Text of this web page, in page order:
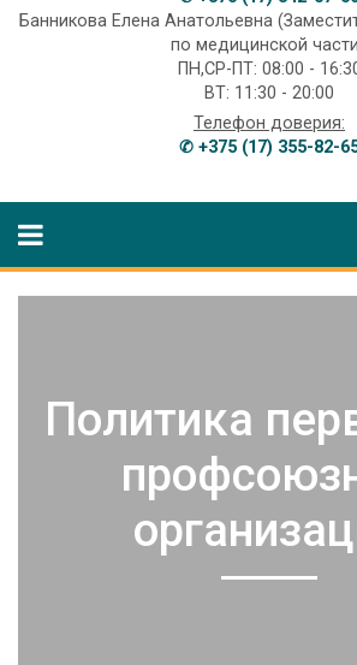
Банникова Елена Анатольевна
по медицинской
ПН,СР-ПТ: 08:00 -
ВТ: 11:30 - 20:00
Телефон доверия:
✆ +375 (17) 355-82-
Политика